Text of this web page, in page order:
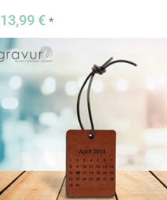
13,99 € *